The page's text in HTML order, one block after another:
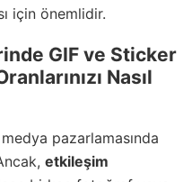
için önemlidir.
GIF ve Sticker
Nasıl
pazarlamasında
etkileşim